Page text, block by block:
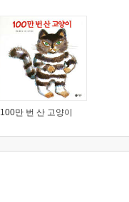
100만 번 산 고양이